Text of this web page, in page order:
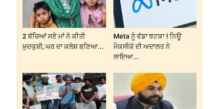
2 ਬੱਚਿਆਂ ਸਣੇ ਮਾਂ ਨੇ ਕੀਤੀ
ਖ਼ੁਦਕੁਸ਼ੀ, ਘਰ ਦਾ ਕਲੇਸ਼ ਬਣਿਆ...
Meta ਨੂੰ ਵੱਡਾ ਝਟਕਾ ! ਨਿਊ
ਮੈਕਸੀਕੋ ਦੀ ਅਦਾਲਤ ਨੇ
ਲਾਇਆ...